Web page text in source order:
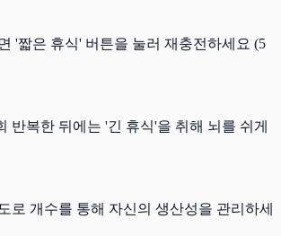
'짧은 휴식' 버튼을 눌러 재충전하세요 (5
반복한 뒤에는 '긴 휴식'을 취해 뇌를 쉬게
로 개수를 통해 자신의 생산성을 관리하세